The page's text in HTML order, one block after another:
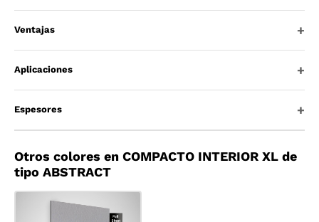
Ventajas
Aplicaciones
Espesores
Otros colores en COMPACTO INTERIOR XL de
tipo ABSTRACT